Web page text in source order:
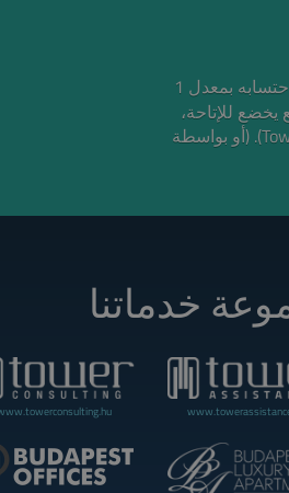
السعر باليورو تقريبي وتم احتسابه بمعدل 1
يخضع للإتاحة،
ولا تمثل عرضًا وقد يتم سحبها أو تعديلها بواسطة شركة تاور إنترناشيونال (Tower International Kft). (أو بواسطة
خدماتنا